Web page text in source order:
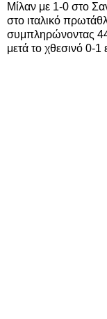
Μίλαν με 1-0 στο
στο ιταλικό
συμπληρώνοντας 44
μετά το χθεσινό 0-